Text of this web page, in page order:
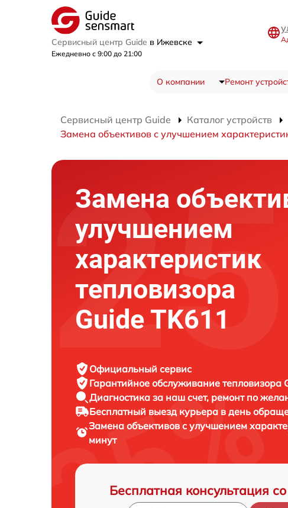
Сервисный центр Guide в Ижевске
Ежедневно с 9:00 до 21:00
О компании Ремонт
Сервисный центр Guide Каталог устройств
Замена объективов с улучшением
Замена
улучшением
характеристик
тепловизора
Guide TK611
Официальный сервис
Гарантийное обслуживание тепловизора
Диагностика за наш счет, ремонт по
Бесплатный выезд курьера в день
Замена объективов с улучшением
минут
Бесплатная консультация